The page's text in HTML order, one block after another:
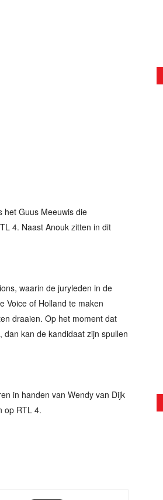
het Guus Meeuwis die
4. Naast Anouk zitten in dit
waarin de juryleden in de
Voice of Holland te maken
draaien. Op het moment dat
kan de kandidaat zijn spullen
in handen van Wendy van Dijk
op RTL 4.